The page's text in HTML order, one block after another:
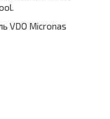
VDO Micronas